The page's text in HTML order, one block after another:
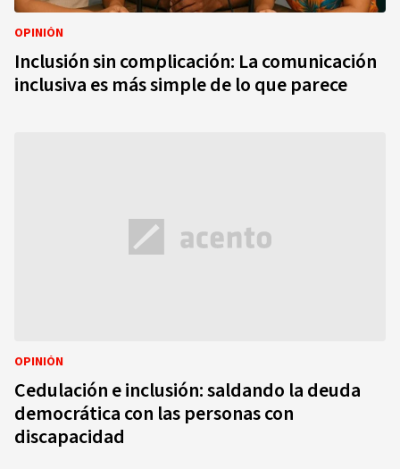
OPINIÓN
Inclusión sin complicación: La comunicación
inclusiva es más simple de lo que parece
OPINIÓN
Cedulación e inclusión: saldando la deuda
democrática con las personas con
discapacidad